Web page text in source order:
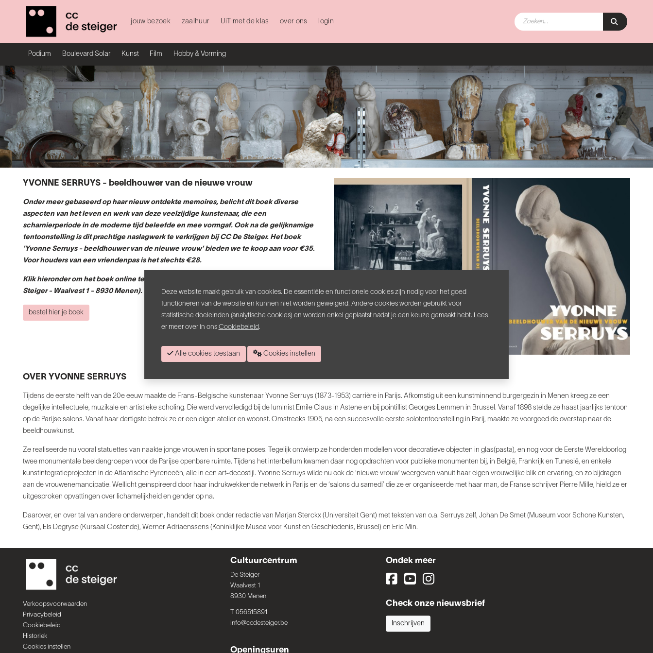
jouw bezoek zaalhuur UiT met de klas over ons login
Podium Boulevard Solar Kunst Film Hobby & Vorming
YVONNE SERRUYS - beeldhouwer van de nieuwe vrouw
Onder meer gebaseerd op haar nieuw ontdekte memoires, belicht dit boek diverse
aspecten van het leven en werk van deze veelzijdige kunstenaar, die een
scharnierperiode in de moderne tijd beleefde en mee vormgaf. Ook na de gelijknamige
tentoonstelling is dit prachtige naslagwerk te verkrijgen bij CC De Steiger. Het boek
'Yvonne Serruys - beeldhouwer van de nieuwe vrouw' bieden we te koop aan voor €35.
Voor houders van een vriendenpas is het slechts €28.
Klik hieronder om het boek online te bestellen, of koop je boek aan het infopunt (CC De
Steiger - Waalvest 1 - 8930 Menen).
bestel hier je boek
OVER YVONNE SERRUYS
Tijdens de eerste helft van de 20e eeuw maakte de Frans-Belgische kunstenaar Yvonne Serruys (1873-1953) carrière in Parijs. Afkomstig uit een kunstminnend burgergezin in Menen kreeg ze een
degelijke intellectuele, muzikale en artistieke scholing. Die werd vervolledigd bij de luminist Emile Claus in Astene en bij pointillist Georges Lemmen in Brussel. Vanaf 1898 stelde ze haast jaarlijks tentoon
op de Parijse salons. Vanaf haar dertigste betrok ze er een eigen atelier en woonst. Omstreeks 1905, na een succesvolle eerste solotentoonstelling in Parij, maakte ze voorgoed de overstap naar de
beeldhouwkunst.
Ze realiseerde nu vooral statuettes van naakte jonge vrouwen in spontane poses. Tegelijk ontwierp ze honderden modellen voor decoratieve objecten in glas(pasta), en nog voor de Eerste Wereldoorlog
twee monumentale beeldengroepen voor de Parijse openbare ruimte. Tijdens het interbellum kwamen daar nog opdrachten voor publieke monumenten bij, in België, Frankrijk en Tunesië, en enkele
kunstintegratieprojecten in de Atlantische Pyreneeën, alle in een art-decostijl. Yvonne Serruys wilde nu ook de ‘nieuwe vrouw’ weergeven vanuit haar eigen vrouwelijke blik en ervaring, en zo bijdragen
aan de vrouwenemancipatie. Wellicht geïnspireerd door haar indrukwekkende netwerk in Parijs en de ‘salons du samedi’ die ze er organiseerde met haar man, de Franse schrijver Pierre Mille, hield ze er
uitgesproken opvattingen over lichamelijkheid en gender op na.
Daarover, en over tal van andere onderwerpen, handelt dit boek onder redactie van Marjan Sterckx (Universiteit Gent) met teksten van o.a. Serruys zelf, Johan De Smet (Museum voor Schone Kunsten,
Gent), Els Degryse (Kursaal Oostende), Werner Adriaenssens (Koninklijke Musea voor Kunst en Geschiedenis, Brussel) en Eric Min.
Verkoopsvoorwaarden
Privacybeleid
Cookiebeleid
Historiek
Cookies instellen
Cultuurcentrum
De Steiger
Waalvest 1
8930 Menen
T 056515891
info@ccdesteiger.be
Openingsuren
Ondek meer
Check onze nieuwsbrief
Inschrijven
Deze website maakt gebruik van cookies. De essentiële en functionele cookies zijn nodig voor het goed
functioneren van de website en kunnen niet worden geweigerd. Andere cookies worden gebruikt voor
statistische doeleinden (analytische cookies) en worden enkel geplaatst nadat je een keuze gemaakt hebt. Lees
er meer over in ons Cookiebeleid.
Alle cookies toestaan Cookies instellen